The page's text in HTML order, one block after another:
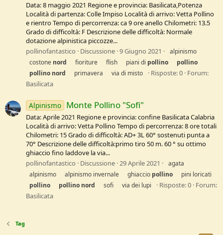
Data: 8 maggio 2021 Regione e provincia: Basilicata,Potenza
Località di partenza: Colle Impiso Località di arrivo: Vetta Pollino
e rientro Tempo di percorrenza: ca 9 ore anello Chilometri: 13.5
Grado di difficoltà: F Descrizione delle difficoltà: Normale
dotazione alpinistica piccozze...
pollinofantastico
Discussione 9 Giugno 2021
alpinismo
costone nord fioriture flish piani di pollino
pollino
pollino nord primavera via di misto Risposte: 0 Forum:
Basilicata
Alpinismo Monte Pollino "Sofi"
Data: Aprile 2021 Regione e provincia: confine Basilicata Calabria
Località di arrivo: Vetta Pollino Tempo di percorrenza: 8 ore totali
Chilometri: 15 Grado di difficoltà: AD+ 3L 60° sostenuti punta a
70° Descrizione delle difficoltà:primo tiro 50 m. 60 ° su ottimo
ghiaccio fino laddove la via...
pollinofantastico
Discussione 29 Aprile 2021
agata
alpinismo
alpinismo invernale ghiaccio pollino
pini loricati
pollino
pollino nord sofi via dei lupi Risposte: 0 Forum:
Basilicata
Tag